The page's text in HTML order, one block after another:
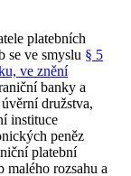
platebních
se ve smyslu § 5
ve znění
banky a
družstva,
instituce
peněz
platební
malého rozsahu a